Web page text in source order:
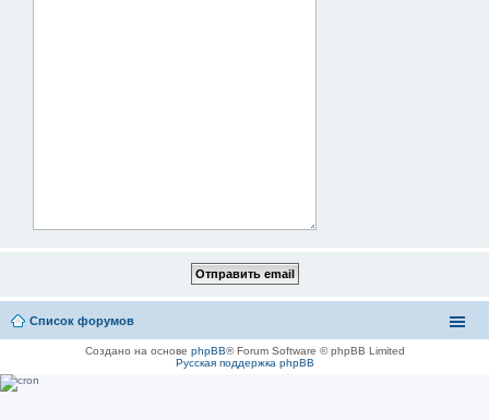
Список форумов
Создано на основе phpBB® Forum Software © phpBB Limited
Русская поддержка phpBB